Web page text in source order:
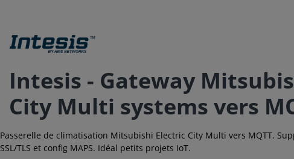
Intesis - Gateway
City Multi systems vers
Passerelle de climatisation Mitsubishi Electric City Multi vers MQTT.
SSL/TLS et config MAPS. Idéal petits projets IoT.